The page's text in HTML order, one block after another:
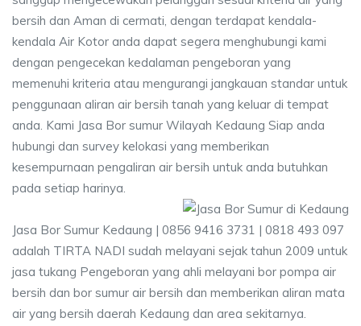
bersih dan Aman di cermati, dengan terdapat kendala-
kendala Air Kotor anda dapat segera menghubungi kami
dengan pengecekan kedalaman pengeboran yang
memenuhi kriteria atau mengurangi jangkauan standar untuk
penggunaan aliran air bersih tanah yang keluar di tempat
anda. Kami Jasa Bor sumur Wilayah Kedaung Siap anda
hubungi dan survey kelokasi yang memberikan
kesempurnaan pengaliran air bersih untuk anda butuhkan
pada setiap harinya.
Jasa Bor Sumur Kedaung | 0856 9416 3731 | 0818 493 097
adalah TIRTA NADI sudah melayani sejak tahun 2009 untuk
jasa tukang Pengeboran yang ahli melayani bor pompa air
bersih dan bor sumur air bersih dan memberikan aliran mata
air yang bersih daerah Kedaung dan area sekitarnya.